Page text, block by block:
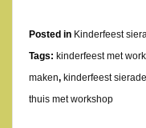
Posted in Kinderfeest
Tags: kinderfeest met
maken, kinderfeest
thuis met workshop